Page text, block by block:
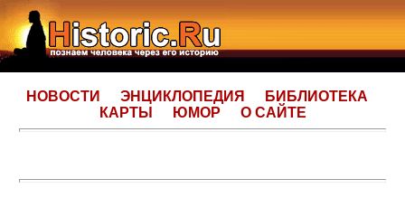
НОВОСТИ ЭНЦИКЛОПЕДИЯ
БИБЛИОТЕКА
КАРТЫ
ЮМОР О САЙТЕ